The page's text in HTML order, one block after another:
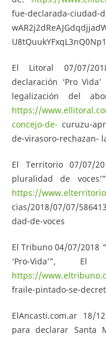
fue-declarada-ciudad-
El Litoral 07/07/
declaración ‘Pro
legalización del
https://
concejo-de- curuzu-
de-virasoro-rechazan-
El Territorio 07/07/
pluralidad de
https://
cias/2018/07/07/
dad-de-voces
El Tribuno 04/07/2018
‘Pro-Vida’”,
https://
fraile-pintado-se-
ElAncasti.com.ar 18/
para declarar Santa